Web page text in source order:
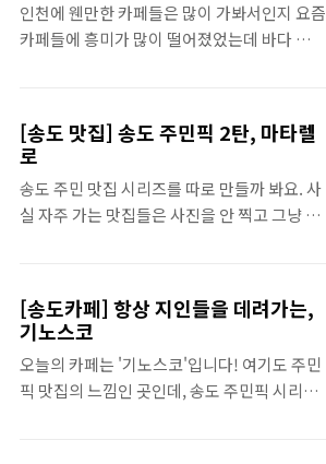
인천에 웬만한 카페들은 많이 가봐서인지 요즘
카페들에 흥미가 많이 떨어졌었는데 바다 뷰에
을 해봅니다. Quay Cafe(키 카페) 사람이 없다
는 후기를 많이 봤지만 아직 안 유명 해져서 너
무 좋았어요!!! 진짜!! 평일 낮에 조용히 바다랑
배 보면서 앉아있기 정말 좋아요. 아메리카노
관광지이다~ 생각하면 나쁘지 않은 가격! 저기
스티커도 예뻐서 노트북에 붙여놨어요. 이렇
게 보트 보이는 곳으로 자리 PICK! 넓은 공간
에 자리도 많고, 단체가 와서 앉으면 좋을 ..
[송도 맛집] 송도 주민픽 2탄, 마타렐
로
송도 주민 맛집 시리즈를 따로 만들까 봐요. 사
실 자주 가는 맛집들은 사진을 안 찍고 그냥 먹
1탄은 저녁에 와인 마시기 좋은 곳. [인천 ✈️] -
[송도 맛집] 진짜 송도 주민픽_송도 바버32 [송
도 맛집] 진짜 송도 주민픽_송도 바버32 진짜
말해 뭐해요. 이 집은 진짜 진짜 송도 주민 픽
[송도카페] 항상 지인들을 데려가는,
기노스코
오늘의 카페는 '기노스코'입니다! 여기도 주민
픽 맛집의 느낌인 곳인데, 송도 주민픽 시리즈